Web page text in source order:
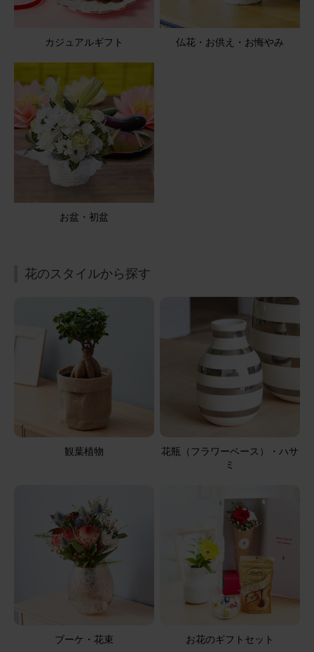
ブルーミーユーザーさん
用途：
自宅用
好きなカラー
写真で見るよりボリュームもあり満足です。
アレンジメント(黄色) Mサイズ
50代
お誕生日のプレゼントに、色指定でお願いしました。１２
月のお誕生日に、クリスマスカラーも添えていただき、季
節感のある素敵なアレンジ。お相手にも喜んでいただき良
かったです。
アレンジメント(黄)Sサイズ Happy Birthdayバルーン付き
2025/08/21
ブルーミーユーザーさん
自宅用
2025/08/12
ブルーミーユーザーさん
母の日に送った 大変、喜んでもらった
カジュアルギフト 仏花・お供え・お悔やみ
お盆・初盆
花のスタイルから探す
観葉植物
花瓶（フラワーベース）・ハサ
ミ
ブーケ・花束 お花のギフトセット